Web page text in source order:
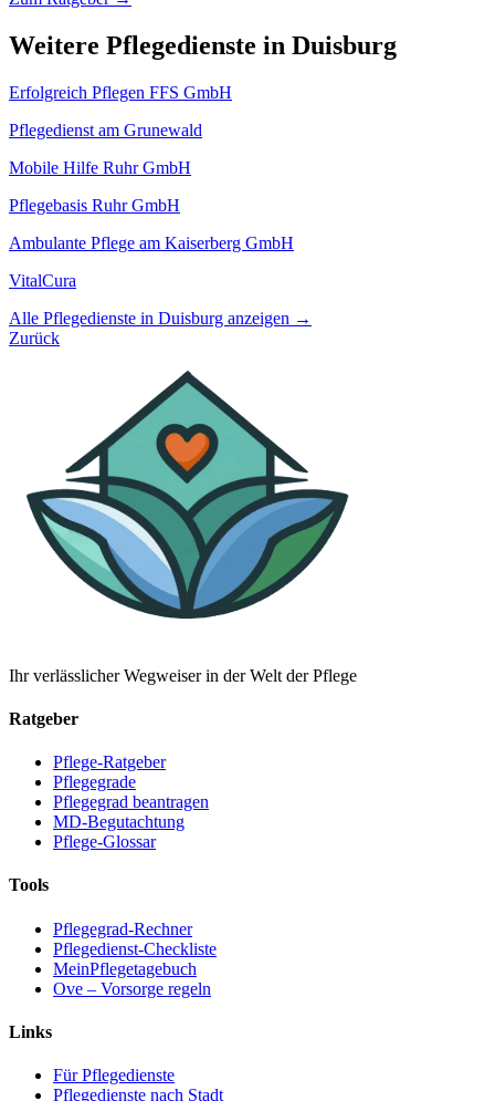
Weitere Pflegedienste in Duisburg
Erfolgreich Pflegen FFS GmbH
Pflegedienst am Grunewald
Mobile Hilfe Ruhr GmbH
Pflegebasis Ruhr GmbH
Ambulante Pflege am Kaiserberg GmbH
VitalCura
Alle Pflegedienste in Duisburg anzeigen →
Zurück
Ihr verlässlicher Wegweiser in der Welt der Pflege
Ratgeber
Pflege-Ratgeber
Pflegegrade
Pflegegrad beantragen
MD-Begutachtung
Pflege-Glossar
Tools
Pflegegrad-Rechner
Pflegedienst-Checkliste
MeinPflegetagebuch
Ove – Vorsorge regeln
Links
Für Pflegedienste
Pflegedienste nach Stadt